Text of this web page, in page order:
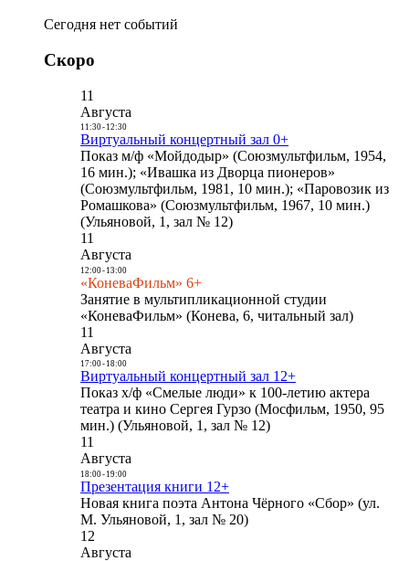
Сегодня нет событий
Скоро
11
Августа
11:30- 12:30
Виртуальный концертный зал 0+
Показ м/ф «Мойдодыр» (Союзмультфильм, 1954,
16 мин.); «Ивашка из Дворца пионеров»
(Союзмультфильм, 1981, 10 мин.); «Паровозик из
Ромашкова» (Союзмультфильм, 1967, 10 мин.)
(Ульяновой, 1, зал № 12)
11
Августа
12:00- 13:00
«КоневаФильм» 6+
Занятие в мультипликационной студии
«КоневаФильм» (Конева, 6, читальный зал)
11
Августа
17:00- 18:00
Виртуальный концертный зал 12+
Показ х/ф «Смелые люди» к 100-летию актера
театра и кино Сергея Гурзо (Мосфильм, 1950, 95
мин.) (Ульяновой, 1, зал № 12)
11
Августа
18:00- 19:00
Презентация книги 12+
Новая книга поэта Антона Чёрного «Сбор» (ул.
М. Ульяновой, 1, зал № 20)
12
Августа